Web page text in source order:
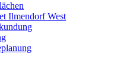
Ilmendorf West